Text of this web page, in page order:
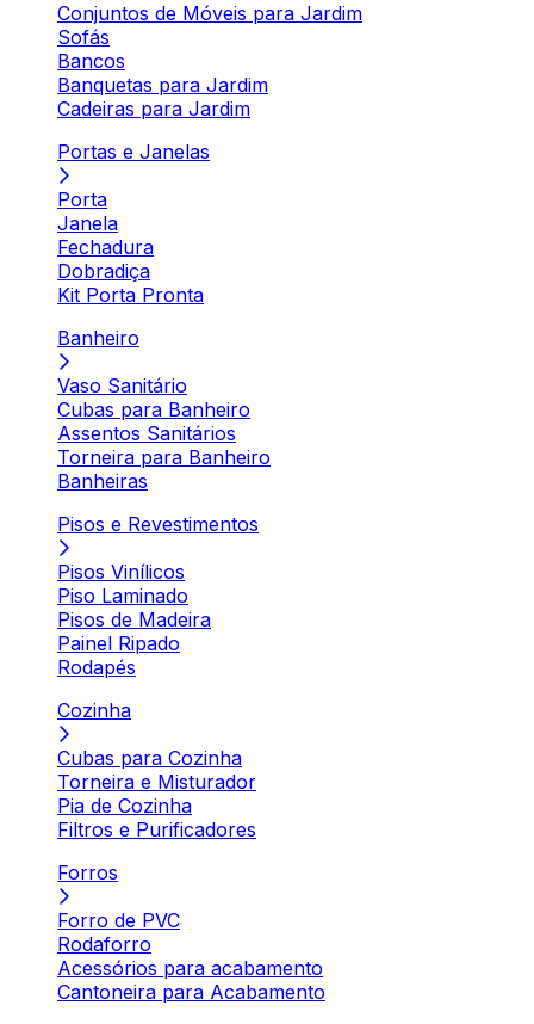
Conjuntos de Móveis para Jardim
Sofás
Bancos
Banquetas para Jardim
Cadeiras para Jardim
Portas e Janelas
Porta
Janela
Fechadura
Dobradiça
Kit Porta Pronta
Banheiro
Vaso Sanitário
Cubas para Banheiro
Assentos Sanitários
Torneira para Banheiro
Banheiras
Pisos e Revestimentos
Pisos Vinílicos
Piso Laminado
Pisos de Madeira
Painel Ripado
Rodapés
Cozinha
Cubas para Cozinha
Torneira e Misturador
Pia de Cozinha
Filtros e Purificadores
Forros
Forro de PVC
Rodaforro
Acessórios para acabamento
Cantoneira para Acabamento